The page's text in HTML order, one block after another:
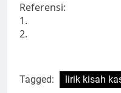
Referensi:
1.
2.
Tagged: lirik kisah